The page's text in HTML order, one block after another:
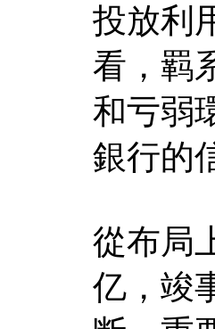
投放利
看，羁
和亏弱
銀行的
從布局
亿，竣